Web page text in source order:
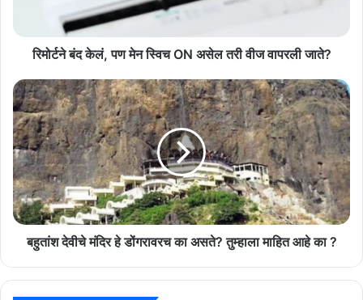
तरी
जाते?
रिमोर्टने बंद केलं, पण मेन स्विच ON असेल तरी वीज वापरली जाते?
बहुतांश
देवीचे
मंदिर
हे
डोंगरावरच
का
असते?
तुम्हाला
माहित
आहेबहुतांश देवीचे मंदिर हे डोंगरावरच का असते? तुम्हाला माहित आहे का ?